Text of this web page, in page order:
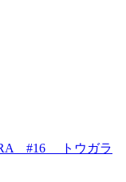
#16 トウガラ